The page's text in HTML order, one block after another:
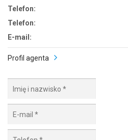
Telefon:
Telefon:
E-mail:
Profil agenta